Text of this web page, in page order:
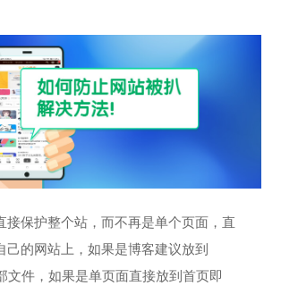
接保护整个站，而不再是单个页面，直
己的网站上，如果是博客建议放到
文件，如果是单页面直接放到首页即